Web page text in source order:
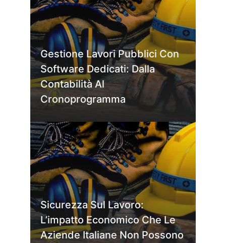
Gestione Lavori Pubblici Con
Software Dedicati: Dalla
Contabilità Al
Cronoprogramma
Sicurezza Sul Lavoro:
L’impatto Economico Che Le
Aziende Italiane Non Possono